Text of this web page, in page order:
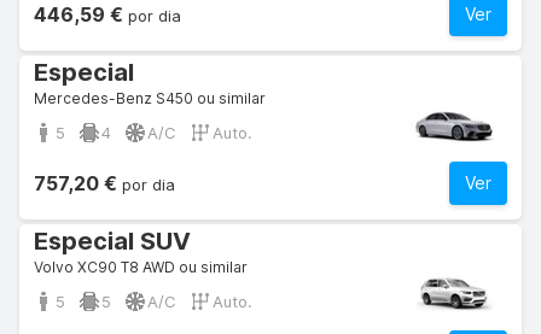
Ver
446,59 € por dia
Especial
Mercedes-Benz S450 ou similar
5 4 A/C Auto.
Ver
757,20 € por dia
Especial SUV
Volvo XC90 T8 AWD ou similar
5 5 A/C Auto.